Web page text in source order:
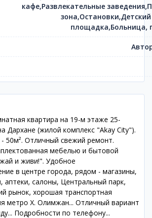
кафе,Развлекательные
площадка,Больница,
квартира на 19-м этаже 25-
Дархане (жилой комплекс "Akay City").
Отличный свежий ремонт.
мебелью и бытовой
и живи!". Удобное
в центре города, рядом - магазины,
аптеки, салоны, Центральный парк,
рынок, хорошая транспортная
метро Х. Олимжан... Отличный вариант
Подробности по телефону...